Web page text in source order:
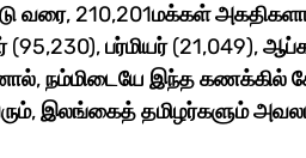
வரை, 210,201மக்கள்
பர்மியர் (21,049),
நம்மிடையே இந்த கணக்கில்
இலங்கைத் தமிழர்களும்